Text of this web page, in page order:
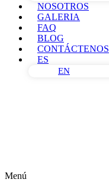
NOSOTROS
GALERIA
FAQ
BLOG
CONTÁCTENOS
ES
EN
Menú